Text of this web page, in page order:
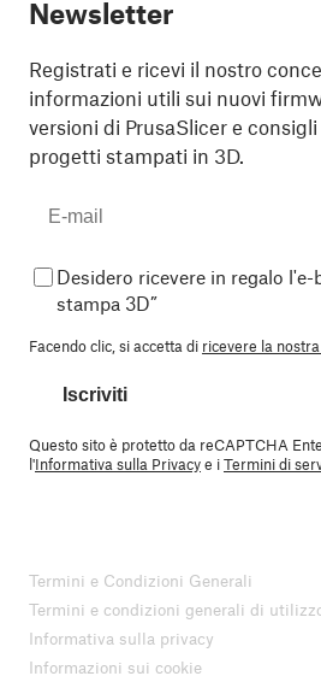
Newsletter
Registrati e ricevi il nostro
informazioni utili sui nuovi
versioni di PrusaSlicer e
progetti stampati in 3D.
Desidero ricevere in regalo l'e-
stampa 3D”
Facendo clic, si accetta di ricevere la
Iscriviti
Questo sito è protetto da reCAPTCHA
l'Informativa sulla Privacye iTermini di
Termini e Condizioni Generali
Termini e condizioni generali di
Informativa sulla privacy
Informazioni sui cookie